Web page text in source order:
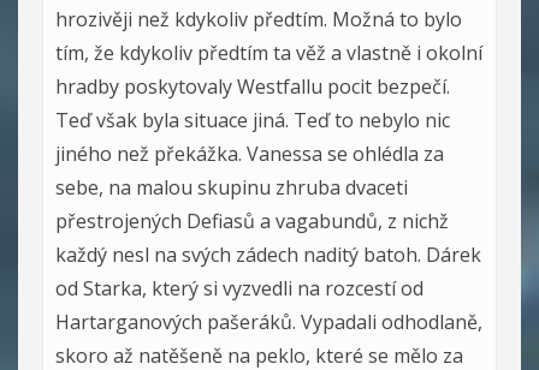
hrozivěji než kdykoliv předtím. Možná to bylo
tím, že kdykoliv předtím ta věž a vlastně i okolní
hradby poskytovaly Westfallu pocit bezpečí.
Teď však byla situace jiná. Teď to nebylo nic
jiného než překážka. Vanessa se ohlédla za
sebe, na malou skupinu zhruba dvaceti
přestrojených Defiasů a vagabundů, z nichž
každý nesl na svých zádech naditý batoh. Dárek
od Starka, který si vyzvedli na rozcestí od
Hartarganových pašeráků. Vypadali odhodlaně,
skoro až natěšeně na peklo, které se mělo za